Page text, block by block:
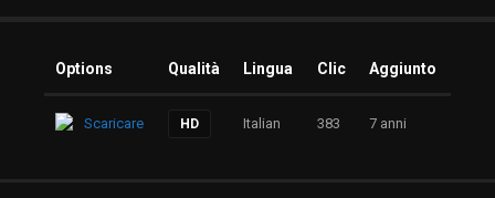
Options Qualità Lingua Clic Aggiunto
Scaricare HD Italian 383 7 anni